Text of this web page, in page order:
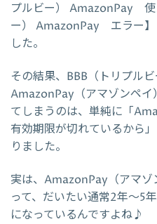
プルビー） AmazonPay 使
ー） AmazonPay エラー】
した。
その結果、BBB（トリプル
AmazonPay（アマゾンペイ
てしまうのは、単純に「
有効期限が切れているから
りました。
実は、AmazonPay（アマゾ
って、だいたい通常2年～5
になっているんですよね♪